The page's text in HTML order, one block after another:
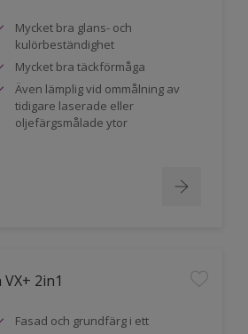
Mycket bra glans- och
kulörbeständighet
Mycket bra täckförmåga
Även lämplig vid ommålning av
tidigare laserade eller
oljefärgsmålade ytor
2in1
Fasad och grundfärg i ett